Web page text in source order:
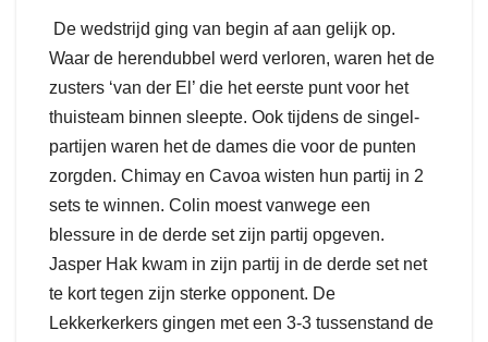
De wedstrijd ging van begin af aan gelijk op.
Waar de herendubbel werd verloren, waren het de
zusters ‘van der El’ die het eerste punt voor het
thuisteam binnen sleepte. Ook tijdens de singel-
partijen waren het de dames die voor de punten
zorgden. Chimay en Cavoa wisten hun partij in 2
sets te winnen. Colin moest vanwege een
blessure in de derde set zijn partij opgeven.
Jasper Hak kwam in zijn partij in de derde set net
te kort tegen zijn sterke opponent. De
Lekkerkerkers gingen met een 3-3 tussenstand de